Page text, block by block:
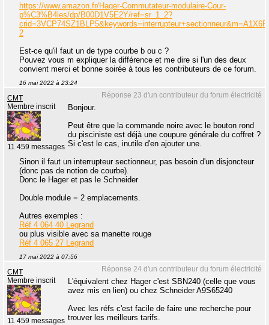
https://www.amazon.fr/Hager-Commutateur-modulaire-Cour-
p%C3%B4les/dp/B00D1V5E2Y/ref=sr_1_2?
2
Est-ce qu'il faut un de type courbe b ou c ?
Pouvez vous m expliquer la différence et me dire si l'un des deux
convient merci et bonne soirée à tous les contributeurs de ce forum.
16 mai 2022 à 23:24
Réponse 23 d'un contributeur du forum électricité
CMT
Membre inscrit
11 459 messages
Bonjour.
Peut être que la commande noire avec le bouton rond
du pisciniste est déjà une coupure générale du coffret ?
Si c'est le cas, inutile d'en ajouter une.
Sinon il faut un interrupteur sectionneur, pas besoin d'un disjoncteur
(donc pas de notion de courbe).
Donc le Hager et pas le Schneider
Double module = 2 emplacements.
Autres exemples :
Réf 4 064 40 Legrand
ou plus visible avec sa manette rouge
Réf 4 065 27 Legrand
17 mai 2022 à 07:56
Réponse 24 d'un contributeur du forum électricité
CMT
Membre inscrit
11 459 messages
L'équivalent chez Hager c'est SBN240 (celle que vous
avez mis en lien) ou chez Schneider A9S65240
Avec les réfs c'est facile de faire une recherche pour
trouver les meilleurs tarifs.